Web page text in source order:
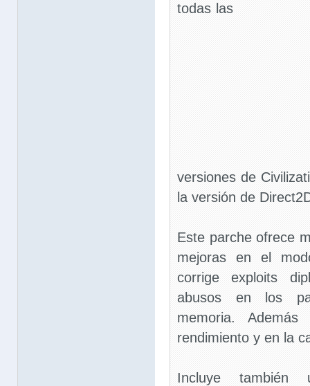
todas las
versiones de
la versión de
Este parche ofrece
mejoras en el
corrige exploits
abusos en los
memoria.
rendimiento y en la
Incluye